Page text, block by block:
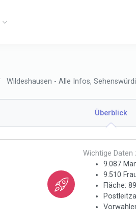
Wildeshausen - Alle Infos,
Überblick
Wichtige Daten
9.087
9.510
Fläche: